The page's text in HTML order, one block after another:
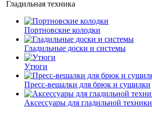
Гладильная техника
Портновские колодки
Гладильные доски и системы
Утюги
Пресс-вешалки для брюк и сушилки
Аксессуары для гладильной техники